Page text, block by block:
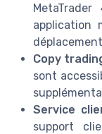
application
Copy
sont
Service
support